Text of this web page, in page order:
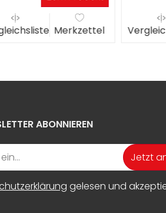
Merkzettel
ABONNIEREN
Jetzt
gelesen und